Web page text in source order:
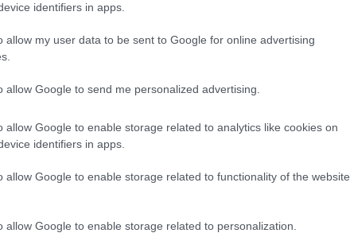
identifiers in apps.
allow my user data to be sent to Google for online advertising
allow Google to send me personalized advertising.
allow Google to enable storage related to analytics like cookies on
identifiers in apps.
allow Google to enable storage related to functionality of the website
allow Google to enable storage related to personalization.
tudunk nem reménykedni egy ilyen